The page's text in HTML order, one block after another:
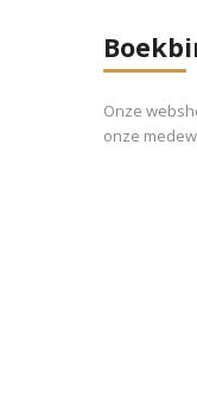
Onze
onze